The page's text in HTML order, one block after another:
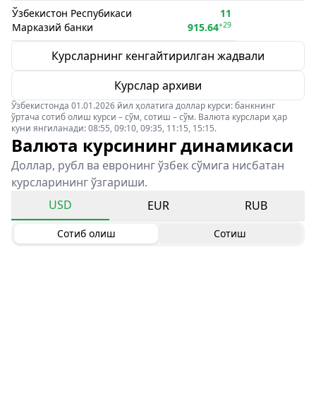
Ўзбекистон Респубикаси
Марказий банки
11
915.64+29
Курсларнинг кенгайтирилган жадвали
Курслар архиви
Ўзбекистонда 01.01.2026 йил ҳолатига доллар курси: банкнинг
ўртача сотиб олиш курси – сўм, сотиш – сўм. Валюта курслари ҳар
куни янгиланади: 08:55, 09:10, 09:35, 11:15, 15:15.
Валюта курсининг динамикаси
Доллар, рубл ва евронинг ўзбек сўмига нисбатан
курсларининг ўзгариши.
USD
EUR RUB
Сотиб олиш Сотиш